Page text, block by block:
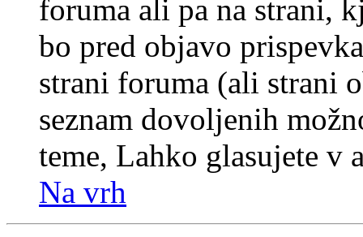
foruma ali pa na strani,
bo pred objavo
strani foruma (ali strani
seznam dovoljenih
teme, Lahko glasujete v
Na vrh